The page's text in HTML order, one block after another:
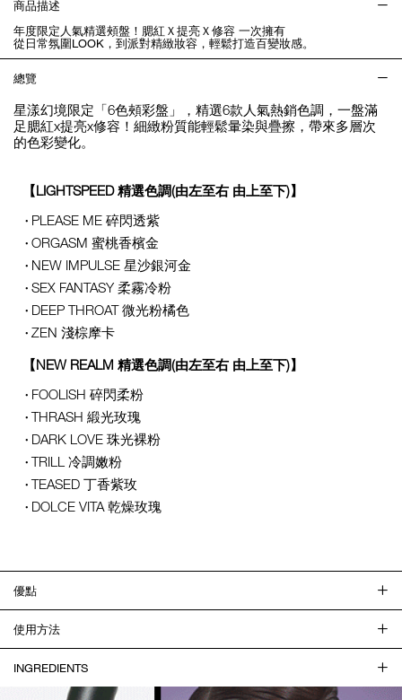
商品描述
年度限定人氣精選頰盤！腮紅Ｘ提亮Ｘ修容 一次擁有
從日常氛圍LOOK，到派對精緻妝容，輕鬆打造百變妝感。
總覽
星漾幻境限定「6色頰彩盤」，精選6款人氣熱銷色調，一盤滿
足腮紅x提亮x修容！細緻粉質能輕鬆暈染與疊擦，帶來多層次
的色彩變化。
【LIGHTSPEED 精選色調(由左至右 由上至下)】
PLEASE ME 碎閃透紫
ORGASM 蜜桃香檳金
NEW IMPULSE 星沙銀河金
SEX FANTASY 柔霧冷粉
DEEP THROAT 微光粉橘色
ZEN 淺棕摩卡
【NEW REALM 精選色調(由左至右 由上至下)】
FOOLISH 碎閃柔粉
THRASH 緞光玫瑰
DARK LOVE 珠光裸粉
TRILL 冷調嫩粉
TEASED 丁香紫玫
DOLCE VITA 乾燥玫瑰
優點
使用方法
INGREDIENTS